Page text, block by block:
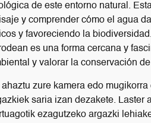
de este entorno natural.
y comprender cómo el agua
y favoreciendo la
es una forma cercana y
y valorar la conservación
ahaztu zure kamera edo
saria izan dezakete. Laster
ezagutzeko argazki